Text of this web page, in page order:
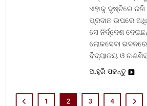
ଏହାକୁ ଦୃଷ୍ଟିରେ
ପ୍ରଦାନ ଉପରେ
ସେ ନିର୍ଦ୍ଦେଶ
ଲୋକସେବା
ବିଦ୍ୟାଳୟ ଓ
ଆହୁରି ପଢନ୍ତୁ
1 2 3 4